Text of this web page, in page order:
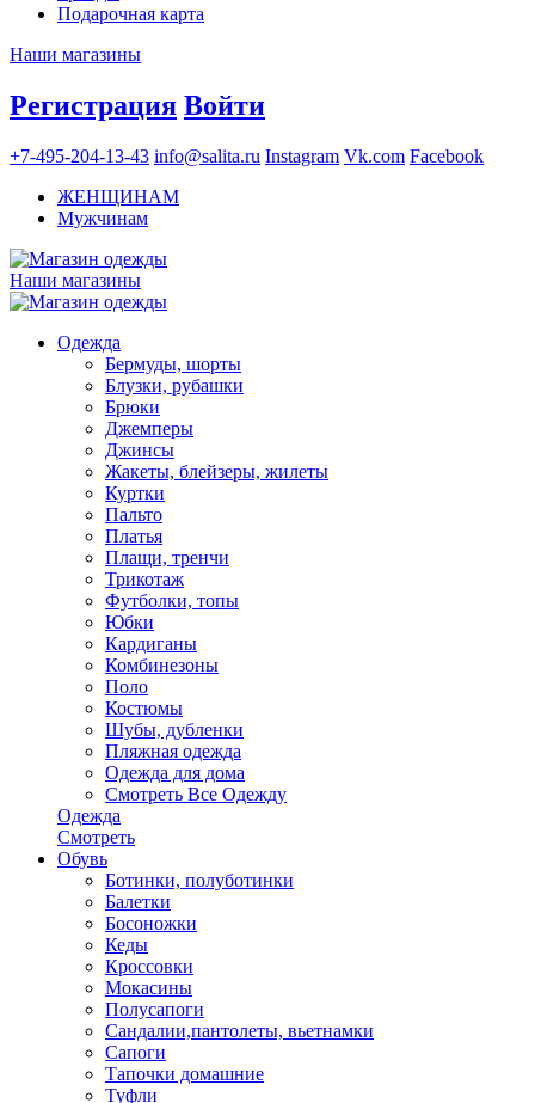
Подарочная карта
Наши магазины
Регистрация Войти
+7-495-204-13-43 info@salita.ru Instagram Vk.com Facebook
ЖЕНЩИНАМ
Мужчинам
Наши магазины
Одежда
Бермуды, шорты
Блузки, рубашки
Брюки
Джемперы
Джинсы
Жакеты, блейзеры, жилеты
Куртки
Пальто
Платья
Плащи, тренчи
Трикотаж
Футболки, топы
Юбки
Кардиганы
Комбинезоны
Поло
Костюмы
Шубы, дубленки
Пляжная одежда
Одежда для дома
Смотреть Все Одежду
Одежда
Смотреть
Обувь
Ботинки, полуботинки
Балетки
Босоножки
Кеды
Кроссовки
Мокасины
Полусапоги
Сандалии,пантолеты, вьетнамки
Сапоги
Тапочки домашние
Туфли